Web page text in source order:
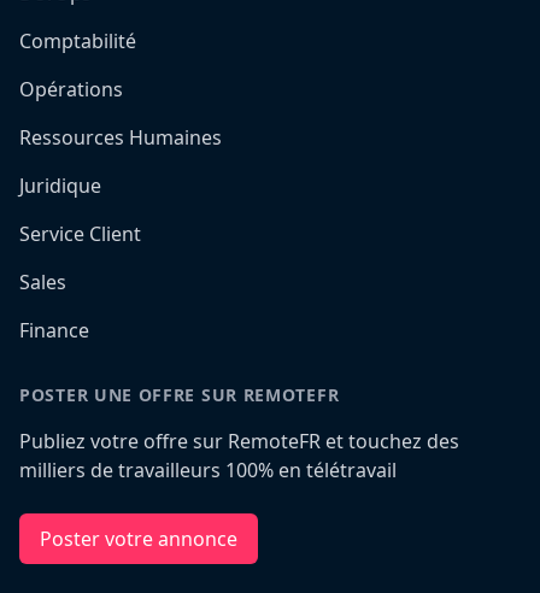
Comptabilité
Opérations
Ressources Humaines
Juridique
Service Client
Sales
Finance
POSTER UNE OFFRE SUR REMOTEFR
Publiez votre offre sur RemoteFR et touchez des
milliers de travailleurs 100% en télétravail
Poster votre annonce